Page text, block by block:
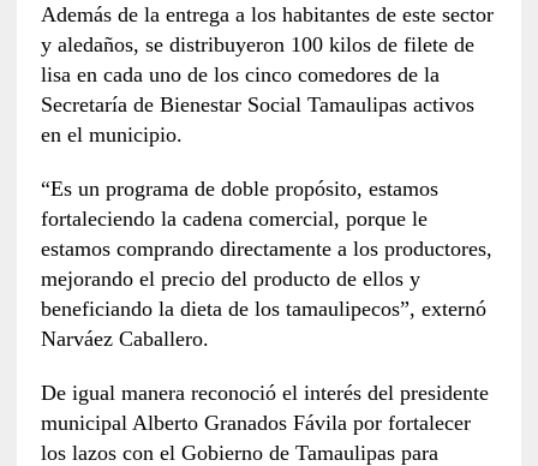
Además de la entrega a los habitantes de este sector
y aledaños, se distribuyeron 100 kilos de filete de
lisa en cada uno de los cinco comedores de la
Secretaría de Bienestar Social Tamaulipas activos
en el municipio.
“Es un programa de doble propósito, estamos
fortaleciendo la cadena comercial, porque le
estamos comprando directamente a los productores,
mejorando el precio del producto de ellos y
beneficiando la dieta de los tamaulipecos”, externó
Narváez Caballero.
De igual manera reconoció el interés del presidente
municipal Alberto Granados Fávila por fortalecer
los lazos con el Gobierno de Tamaulipas para